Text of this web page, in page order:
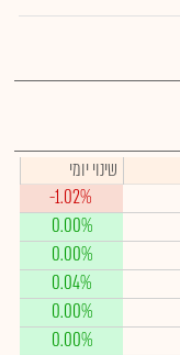
שינוי יומי
-1.02%
0.00%
0.00%
0.04%
0.00%
0.00%